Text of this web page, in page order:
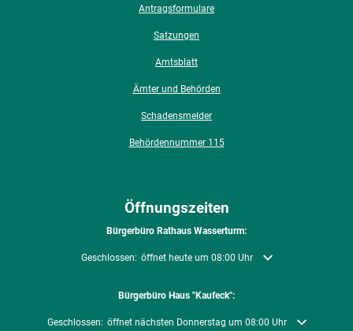
Antragsformulare
Satzungen
Amtsblatt
Ämter und Behörden
Schadensmelder
Behördennummer 115
Öffnungszeiten
Bürgerbüro Rathaus Wasserturm:
Klicken, um weitere Öffnungs- oder Schließzeiten auszublenden
Geschlossen: öffnet heute um 08:00 Uhr
Bürgerbüro Haus "Kaufeck":
Klicken, um weitere Öffnungs- oder Schließzeiten auszublenden
Geschlossen: öffnet nächsten Donnerstag um 08:00 Uhr